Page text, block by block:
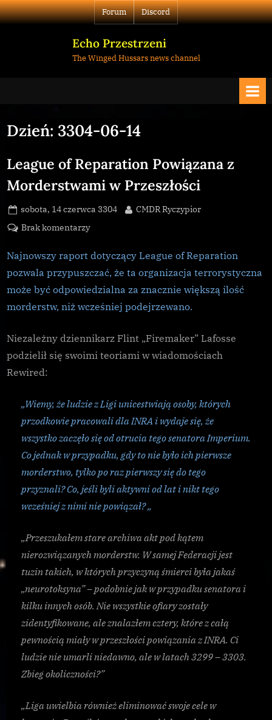
Skip
to
Forum Discord
Echo Przestrzeni
The Winged Hussars news channel
Dzień: 3304-06-14
League of Reparation Powiązana z
Morderstwami w Przeszłości
Posted
on
sobota, 14 czerwca 3304 By
CMDR Ryczypior
Brak komentarzydo
of
Reparation
z
Morderstwami
Przeszłości
Najnowszy raport dotyczący League of Reparation
pozwala przypuszczać, że ta organizacja terrorystyczna
może być odpowiedzialna za znacznie większą ilość
morderstw, niż wcześniej podejrzewano.
Niezależny dziennikarz Flint „Firemaker” Lafosse
podzielił się swoimi teoriami w wiadomościach
Rewired:
„Wiemy, że ludzie z Ligi unicestwiają osoby, których
przodkowie pracowali dla INRA i wydaje się, że
wszystko zaczęło się od otrucia tego senatora Imperium.
Co jednak w przypadku, gdy to nie było ich pierwsze
morderstwo, tylko po raz pierwszy się do tego
przyznali? Co, jeśli byli aktywni od lat i nikt tego
wcześniej z nimi nie powiązał? „
„Przeszukałem stare archiwa akt pod kątem
nierozwiązanych morderstw. W samej Federacji jest
tuzin takich, w których przyczyną śmierci była jakaś
„neurotoksyna” – podobnie jak w przypadku senatora i
kilku innych osób. Nie wszystkie ofiary zostały
zidentyfikowane, ale znalazłem cztery, które z całą
pewnością miały w przeszłości powiązania z INRA. Ci
ludzie nie umarli niedawno, ale w latach 3299 – 3303.
Zbieg okoliczności?”
„Liga uwielbia również eliminować swoje cele w